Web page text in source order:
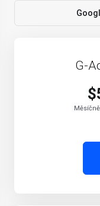
G-